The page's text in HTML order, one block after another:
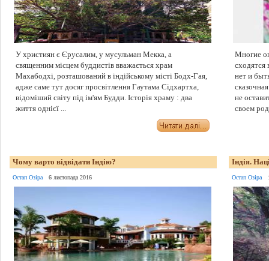
У християн є Єрусалим, у мусульман Мекка, а
священним місцем буддистів вважається храм
Махабодхі, розташований в індійському місті Бодх-Гая,
адже саме тут досяг просвітлення Гаутама Сідхартха,
відоміший світу під ім'ям Будди. Історія храму : два
життя однієї ...
Многие
сходятся
нет и
не
своем
Чому варто відвідати Індію?
Остап Озіра 6 листопада 2016
Індія.
Остап Озіра